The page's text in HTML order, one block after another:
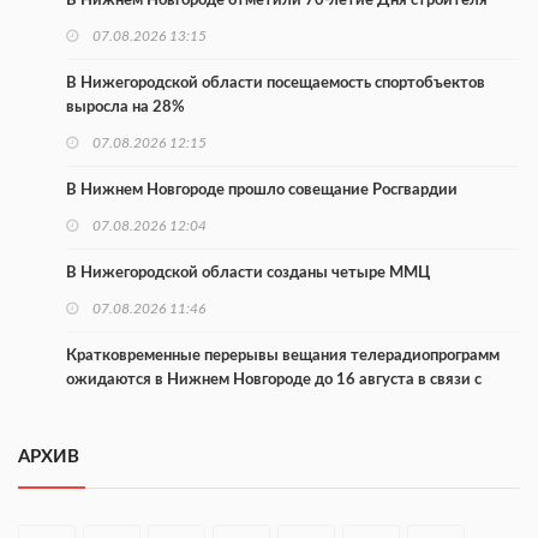
07.08.2026 13:15
В Нижегородской области посещаемость спортобъектов
выросла на 28%
07.08.2026 12:15
В Нижнем Новгороде прошло совещание Росгвардии
07.08.2026 12:04
В Нижегородской области созданы четыре ММЦ
07.08.2026 11:46
Кратковременные перерывы вещания телерадиопрограмм
ожидаются в Нижнем Новгороде до 16 августа в связи с
В автобусах Арзамаса устанавливают терминалы оплаты
АРХИВ